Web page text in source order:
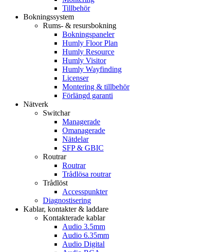
Tillbehör
Bokningssystem
Rums- & resursbokning
Bokningspaneler
Humly Floor Plan
Humly Resource
Humly Visitor
Humly Wayfinding
Licenser
Montering & tillbehör
Förlängd garanti
Nätverk
Switchar
Managerade
Omanagerade
Nätdelar
SFP & GBIC
Routrar
Routrar
Trådlösa routrar
Trådlöst
Accesspunkter
Diagnostisering
Kablar, kontakter & laddare
Kontakterade kablar
Audio 3.5mm
Audio 6.35mm
Audio Digital